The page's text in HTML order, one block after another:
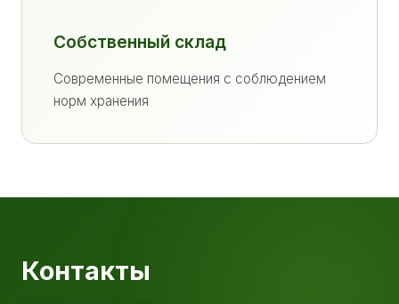
Собственный склад
Современные помещения с соблюдением
норм хранения
Контакты